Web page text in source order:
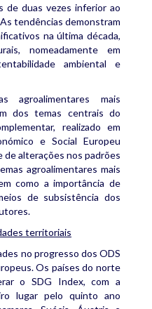
de duas vezes inferior ao
tendências demonstram
na última década,
nomeadamente em
ambiental e
agroalimentares mais
dos temas centrais do
realizado em
e Social Europeu
de alterações nos padrões
agroalimentares mais
como a importância de
de subsistência dos
territoriais
no progresso dos ODS
Os países do norte
o SDG Index, com a
lugar pelo quinto ano